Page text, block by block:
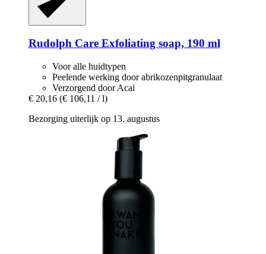
Rudolph Care Exfoliating soap, 190 ml
Voor alle huidtypen
Peelende werking door abrikozenpitgranulaat
Verzorgend door Acai
€ 20,16 (€ 106,11 / l)
Bezorging uiterlijk op 13. augustus